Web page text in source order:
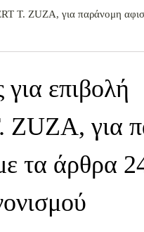
T. ZUZA, για παράνομη
επιβολή
ZUZA, για
τα άρθρα